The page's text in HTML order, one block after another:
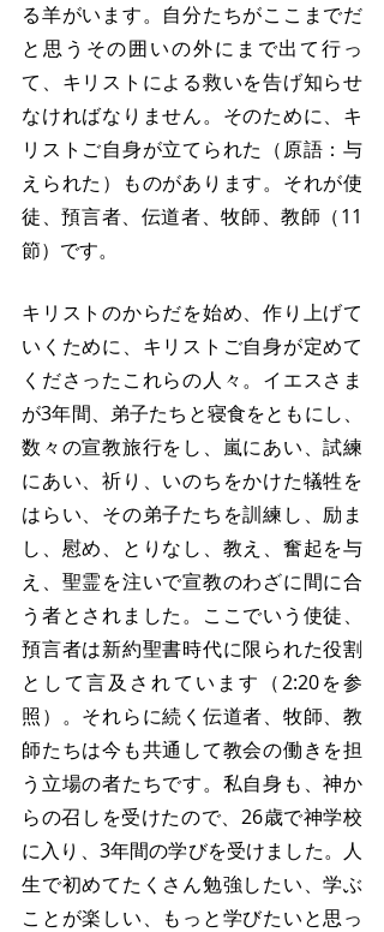
る羊がいます。自分たちがここまでだ
と思うその囲いの外にまで出て行っ
て、キリストによる救いを告げ知らせ
なければなりません。そのために、キ
リストご自身が立てられた（原語：与
えられた）ものがあります。それが使
徒、預言者、伝道者、牧師、教師（11
節）です。
キリストのからだを始め、作り上げて
いくために、キリストご自身が定めて
くださったこれらの人々。イエスさま
が3年間、弟子たちと寝食をともにし、
数々の宣教旅行をし、嵐にあい、試練
にあい、祈り、いのちをかけた犠牲を
はらい、その弟子たちを訓練し、励ま
し、慰め、とりなし、教え、奮起を与
え、聖霊を注いで宣教のわざに間に合
う者とされました。ここでいう使徒、
預言者は新約聖書時代に限られた役割
として言及されています（2:20を参
照）。それらに続く伝道者、牧師、教
師たちは今も共通して教会の働きを担
う立場の者たちです。私自身も、神か
らの召しを受けたので、26歳で神学校
に入り、3年間の学びを受けました。人
生で初めてたくさん勉強したい、学ぶ
ことが楽しい、もっと学びたいと思っ